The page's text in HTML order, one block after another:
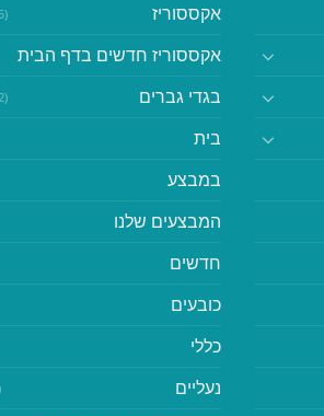
אקססוריז (365)
אקססוריז חדשים בדף הבית
בגדי גברים (542)
בית
במבצע
המבצעים שלנו
חדשים
כובעים
כללי
נעליים